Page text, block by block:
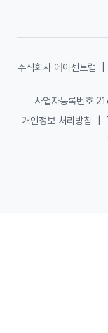
주식회사 에이센트랩
사업자등록번호
개인정보 처리방침